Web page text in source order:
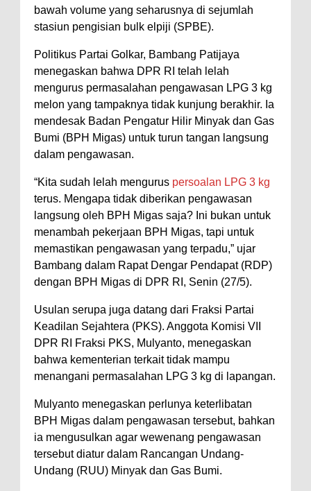
bawah volume yang seharusnya di sejumlah
stasiun pengisian bulk elpiji (SPBE).
Politikus Partai Golkar, Bambang Patijaya
menegaskan bahwa DPR RI telah lelah
mengurus permasalahan pengawasan LPG 3 kg
melon yang tampaknya tidak kunjung berakhir. Ia
mendesak Badan Pengatur Hilir Minyak dan Gas
Bumi (BPH Migas) untuk turun tangan langsung
dalam pengawasan.
“Kita sudah lelah mengurus persoalan LPG 3 kg
terus. Mengapa tidak diberikan pengawasan
langsung oleh BPH Migas saja? Ini bukan untuk
menambah pekerjaan BPH Migas, tapi untuk
memastikan pengawasan yang terpadu,” ujar
Bambang dalam Rapat Dengar Pendapat (RDP)
dengan BPH Migas di DPR RI, Senin (27/5).
Usulan serupa juga datang dari Fraksi Partai
Keadilan Sejahtera (PKS). Anggota Komisi VII
DPR RI Fraksi PKS, Mulyanto, menegaskan
bahwa kementerian terkait tidak mampu
menangani permasalahan LPG 3 kg di lapangan.
Mulyanto menegaskan perlunya keterlibatan
BPH Migas dalam pengawasan tersebut, bahkan
ia mengusulkan agar wewenang pengawasan
tersebut diatur dalam Rancangan Undang-
Undang (RUU) Minyak dan Gas Bumi.